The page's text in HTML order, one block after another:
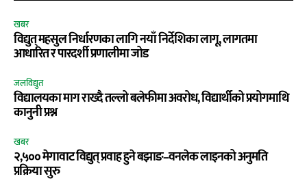
खबर
विद्युत् महसुल निर्धारणका लागि नयाँ निर्देशिका लागू, लागतमा
आधारित र पारदर्शी प्रणालीमा जोड
जलविद्युत
विद्यालयका माग राख्दै तल्लो बलेफीमा अवरोध, विद्यार्थीको प्रयोगमाथि
कानुनी प्रश्न
खबर
२,५०० मेगावाट विद्युत् प्रवाह हुने बझाङ–वनलेक लाइनको अनुमति
प्रक्रिया सुरु